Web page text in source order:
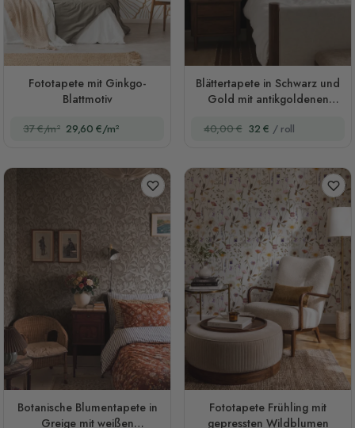
Fototapete mit Ginkgo-
Blattmotiv
37 €/m² 29,60 €/m²
Blättertapete in Schwarz und
Gold mit antikgoldenen
40,00 € 32 € / roll
Botanische Blumentapete in
Greige mit weißen
Fototapete Frühling mit
gepressten Wildblumen